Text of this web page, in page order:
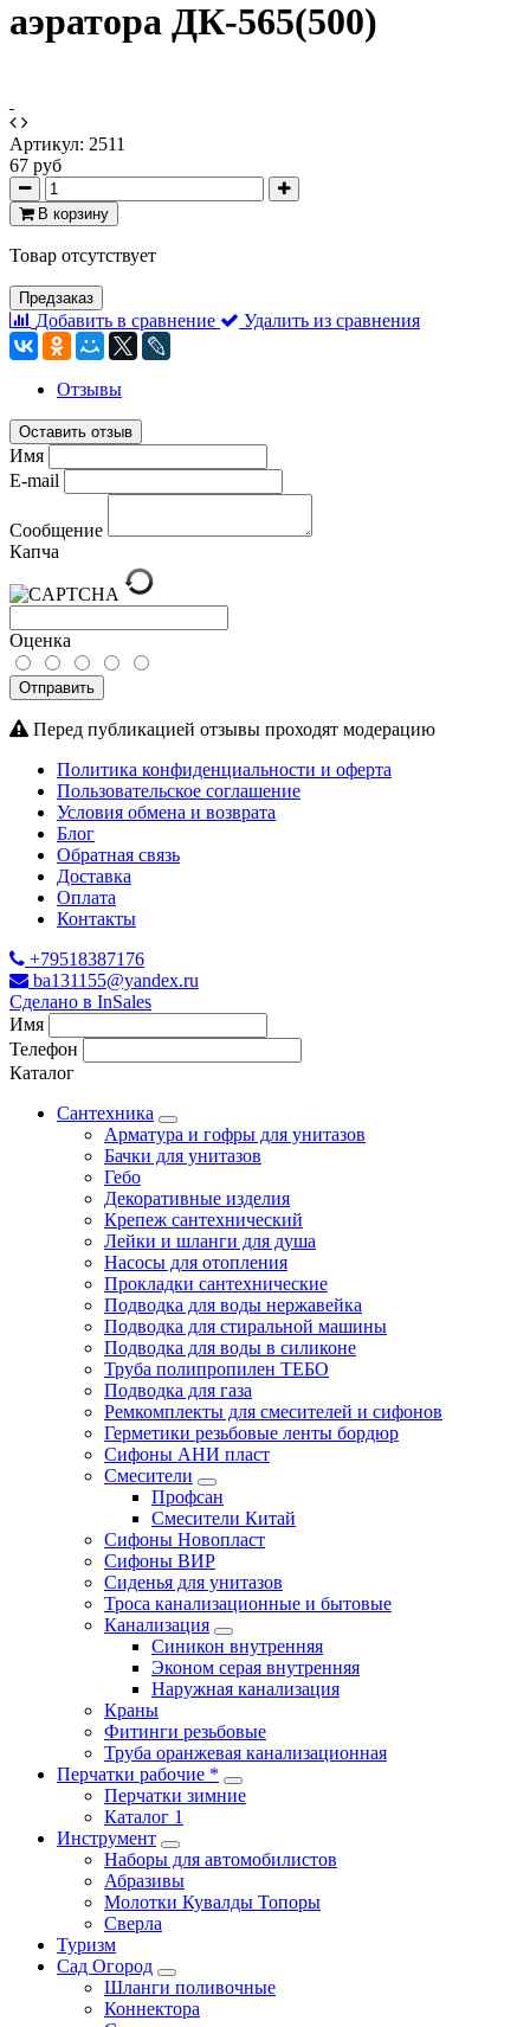
аэратора ДК-565(500)
Артикул: 2511
67 руб
В корзину
Товар отсутствует
Предзаказ
Добавить в сравнение Удалить из сравнения
Отзывы
Оставить отзыв
Имя
E-mail
Сообщение
Капча
Оценка
Отправить
Перед публикацией отзывы проходят модерацию
Политика конфиденциальности и оферта
Пользовательское соглашение
Условия обмена и возврата
Блог
Обратная связь
Доставка
Оплата
Контакты
+79518387176
ba131155@yandex.ru
Сделано в InSales
Имя
Телефон
Каталог
Сантехника
Арматура и гофры для унитазов
Бачки для унитазов
Гебо
Декоративные изделия
Крепеж сантехнический
Лейки и шланги для душа
Насосы для отопления
Прокладки сантехнические
Подводка для воды нержавейка
Подводка для стиральной машины
Подводка для воды в силиконе
Труба полипропилен ТЕБО
Подводка для газа
Ремкомплекты для смесителей и сифонов
Герметики резьбовые ленты бордюр
Сифоны АНИ пласт
Смесители
Профсан
Смесители Китай
Сифоны Новопласт
Сифоны ВИР
Сиденья для унитазов
Троса канализационные и бытовые
Канализация
Синикон внутренняя
Эконом серая внутренняя
Наружная канализация
Краны
Фитинги резьбовые
Труба оранжевая канализационная
Перчатки рабочие *
Перчатки зимние
Каталог 1
Инструмент
Наборы для автомобилистов
Абразивы
Молотки Кувалды Топоры
Сверла
Туризм
Сад Огород
Шланги поливочные
Коннектора